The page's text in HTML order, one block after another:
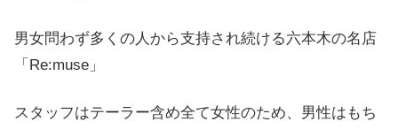
男女問わず多くの人から支持され続ける六本木の名店
「Re:muse」
スタッフはテーラー含め全て女性のため、男性はもち